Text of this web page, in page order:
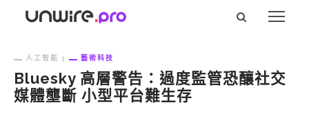
人工智能 藝術科技
Bluesky 高層警告：過度監管恐釀社交
媒體壟斷 小型平台難生存